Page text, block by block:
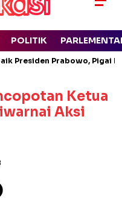
POLITIK
Presiden Prabowo, Pigai
Ketua
Aksi